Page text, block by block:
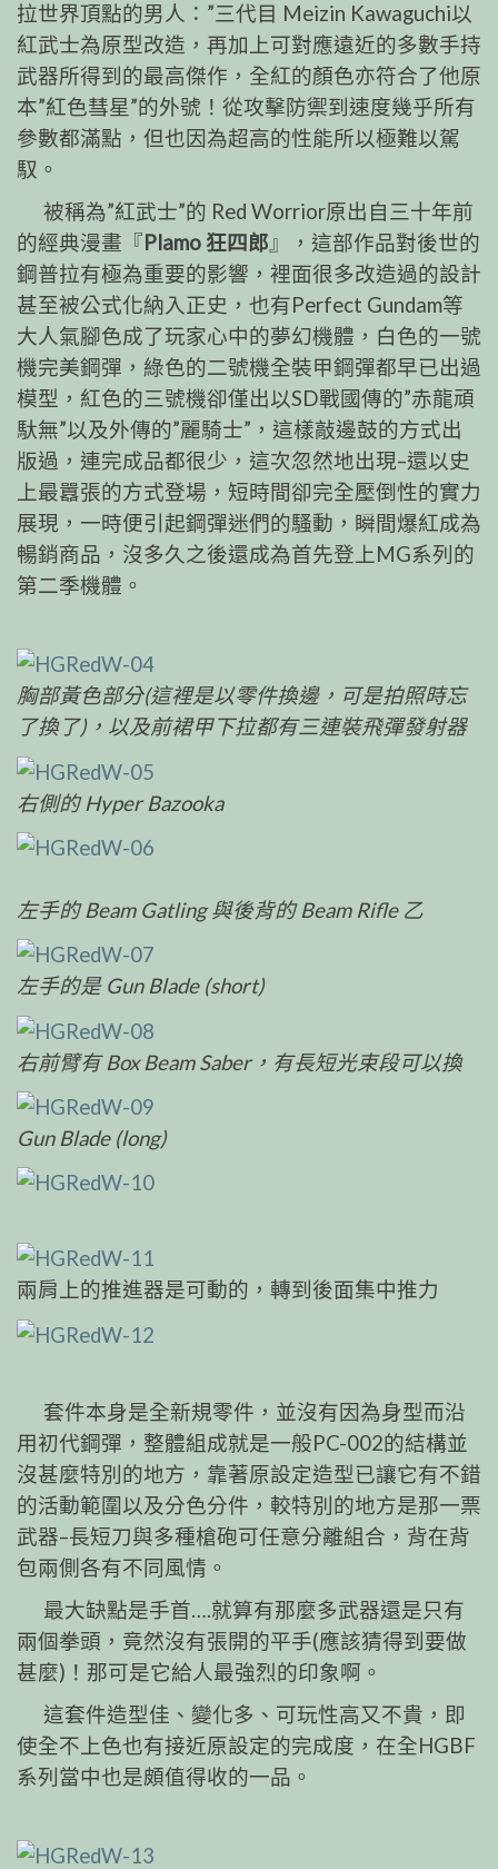
拉世界頂點的男人：”三代目 Meizin Kawaguchi以
紅武士為原型改造，再加上可對應遠近的多數手持
武器所得到的最高傑作，全紅的顏色亦符合了他原
本”紅色彗星”的外號！從攻擊防禦到速度幾乎所有
參數都滿點，但也因為超高的性能所以極難以駕
馭。
被稱為”紅武士”的 Red Worrior原出自三十年前
的經典漫畫『Plamo 狂四郎 』，這部作品對後世的
鋼普拉有極為重要的影響，裡面很多改造過的設計
甚至被公式化納入正史，也有Perfect Gundam等
大人氣腳色成了玩家心中的夢幻機體，白色的一號
機完美鋼彈，綠色的二號機全裝甲鋼彈都早已出過
模型，紅色的三號機卻僅出以SD戰國傳的”赤龍頑
馱無”以及外傳的”麗騎士”，這樣敲邊鼓的方式出
版過，連完成品都很少，這次忽然地出現–還以史
上最囂張的方式登場，短時間卻完全壓倒性的實力
展現，一時便引起鋼彈迷們的騷動，瞬間爆紅成為
暢銷商品，沒多久之後還成為首先登上MG系列的
第二季機體。
胸部黃色部分(這裡是以零件換邊，可是拍照時忘
了換了)，以及前裙甲下拉都有三連裝飛彈發射器
右側的 Hyper Bazooka
左手的 Beam Gatling 與後背的 Beam Rifle 乙
左手的是 Gun Blade (short)
右前臂有 Box Beam Saber，有長短光束段可以換
Gun Blade (long)
兩肩上的推進器是可動的，轉到後面集中推力
套件本身是全新規零件，並沒有因為身型而沿
用初代鋼彈，整體組成就是一般PC-002的結構並
沒甚麼特別的地方，靠著原設定造型已讓它有不錯
的活動範圍以及分色分件，較特別的地方是那一票
武器–長短刀與多種槍砲可任意分離組合，背在背
包兩側各有不同風情。
最大缺點是手首….就算有那麼多武器還是只有
兩個拳頭，竟然沒有張開的平手(應該猜得到要做
甚麼)！那可是它給人最強烈的印象啊。
這套件造型佳、變化多、可玩性高又不貴，即
使全不上色也有接近原設定的完成度，在全HGBF
系列當中也是頗值得收的一品。